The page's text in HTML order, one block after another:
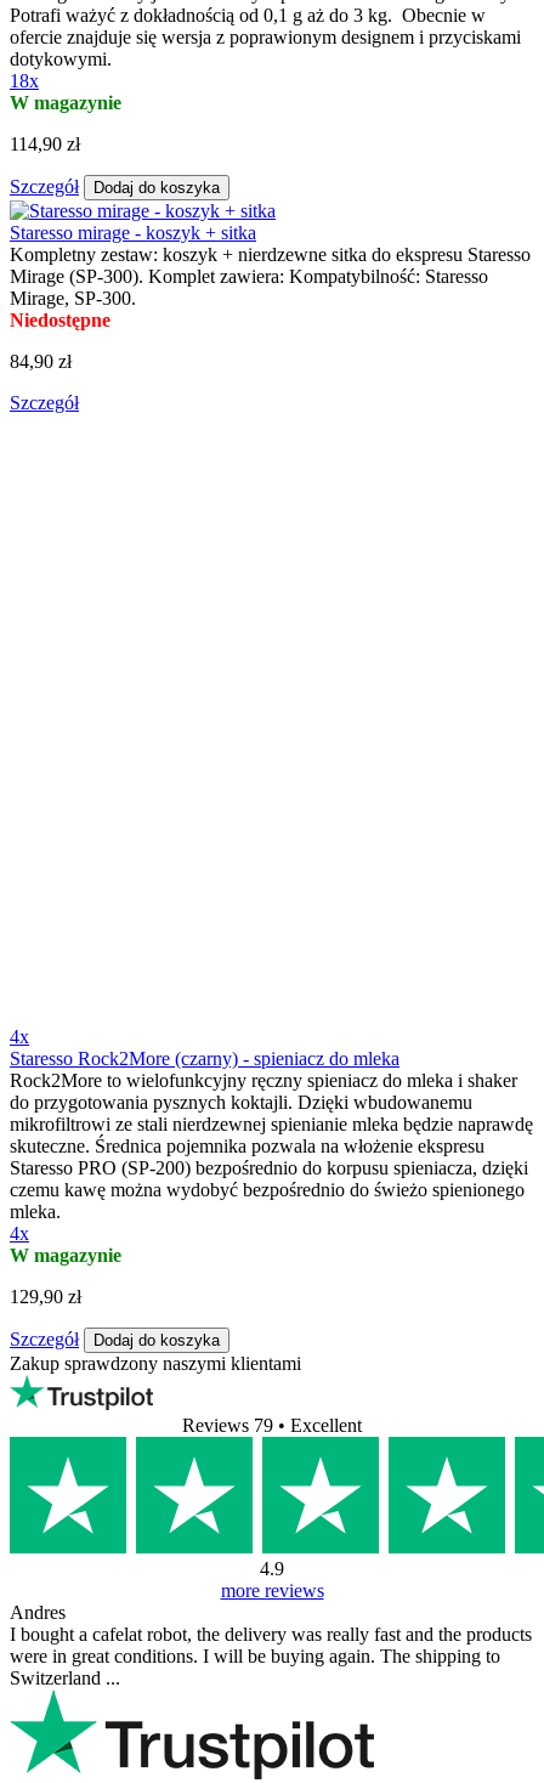
Potrafi ważyć z dokładnością od 0,1 g aż do 3 kg. Obecnie w
ofercie znajduje się wersja z poprawionym designem i przyciskami
dotykowymi.
18x
W magazynie
114,90 zł
Szczegół Dodaj do koszyka
Staresso mirage - koszyk + sitka
Kompletny zestaw: koszyk + nierdzewne sitka do ekspresu Staresso
Mirage (SP-300). Komplet zawiera: Kompatybilność: Staresso
Mirage, SP-300.
Niedostępne
84,90 zł
Szczegół
4x
Staresso Rock2More (czarny) - spieniacz do mleka
Rock2More to wielofunkcyjny ręczny spieniacz do mleka i shaker
do przygotowania pysznych koktajli. Dzięki wbudowanemu
mikrofiltrowi ze stali nierdzewnej spienianie mleka będzie naprawdę
skuteczne. Średnica pojemnika pozwala na włożenie ekspresu
Staresso PRO (SP-200) bezpośrednio do korpusu spieniacza, dzięki
czemu kawę można wydobyć bezpośrednio do świeżo spienionego
mleka.
4x
W magazynie
129,90 zł
Szczegół Dodaj do koszyka
Zakup sprawdzony naszymi klientami
Reviews 79 • Excellent
4.9
more reviews
Andres
I bought a cafelat robot, the delivery was really fast and the products
were in great conditions. I will be buying again. The shipping to
Switzerland ...